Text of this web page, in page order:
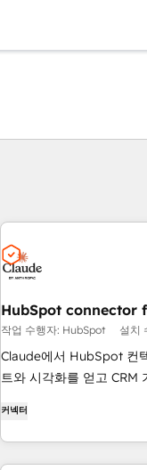
HubSpot connector
작업 수행자: HubSpot 설치
Claude에서 HubSpot 컨
트와 시각화를 얻고 CRM
커넥터